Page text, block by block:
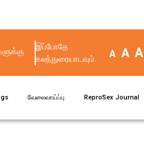
இப்போதே
கலந்துரையாடவும்.
A A A
வேலைவாய்ப்பு ReproSex Journal